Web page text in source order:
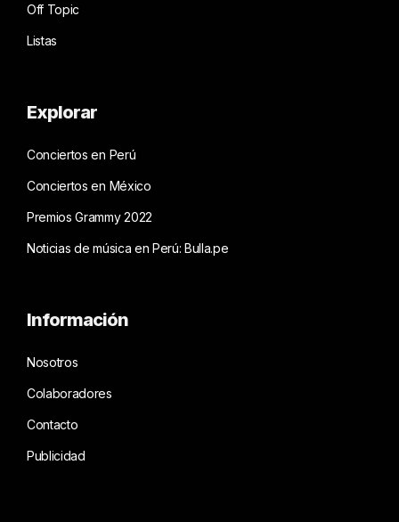
Off Topic
Listas
Explorar
Conciertos en Perú
Conciertos en México
Premios Grammy 2022
Noticias de música en Perú: Bulla.pe
Información
Nosotros
Colaboradores
Contacto
Publicidad